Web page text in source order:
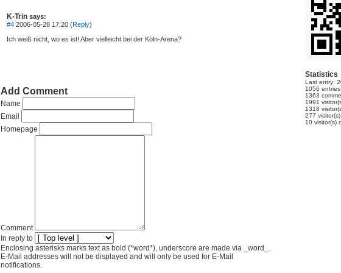
K-Trin says:
#4 2006-05-28 17:20 (Reply)
Ich weiß nicht, wo es ist! Aber vielleicht bei der Köln-Arena?
Add Comment
Name
Email
Homepage
Comment
In reply to
Enclosing asterisks marks text as bold (*word*), underscore are made via _word_.
E-Mail addresses will not be displayed and will only be used for E-Mail
notifications.
Statistics
Last entry:
1056
1363
1991
1318
277
10 visitor(s)